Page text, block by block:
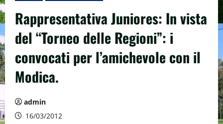
Rappresentativa Juniores: In vista
del “Torneo delle Regioni”: i
convocati per l’amichevole con il
Modica.
admin
16/03/2012